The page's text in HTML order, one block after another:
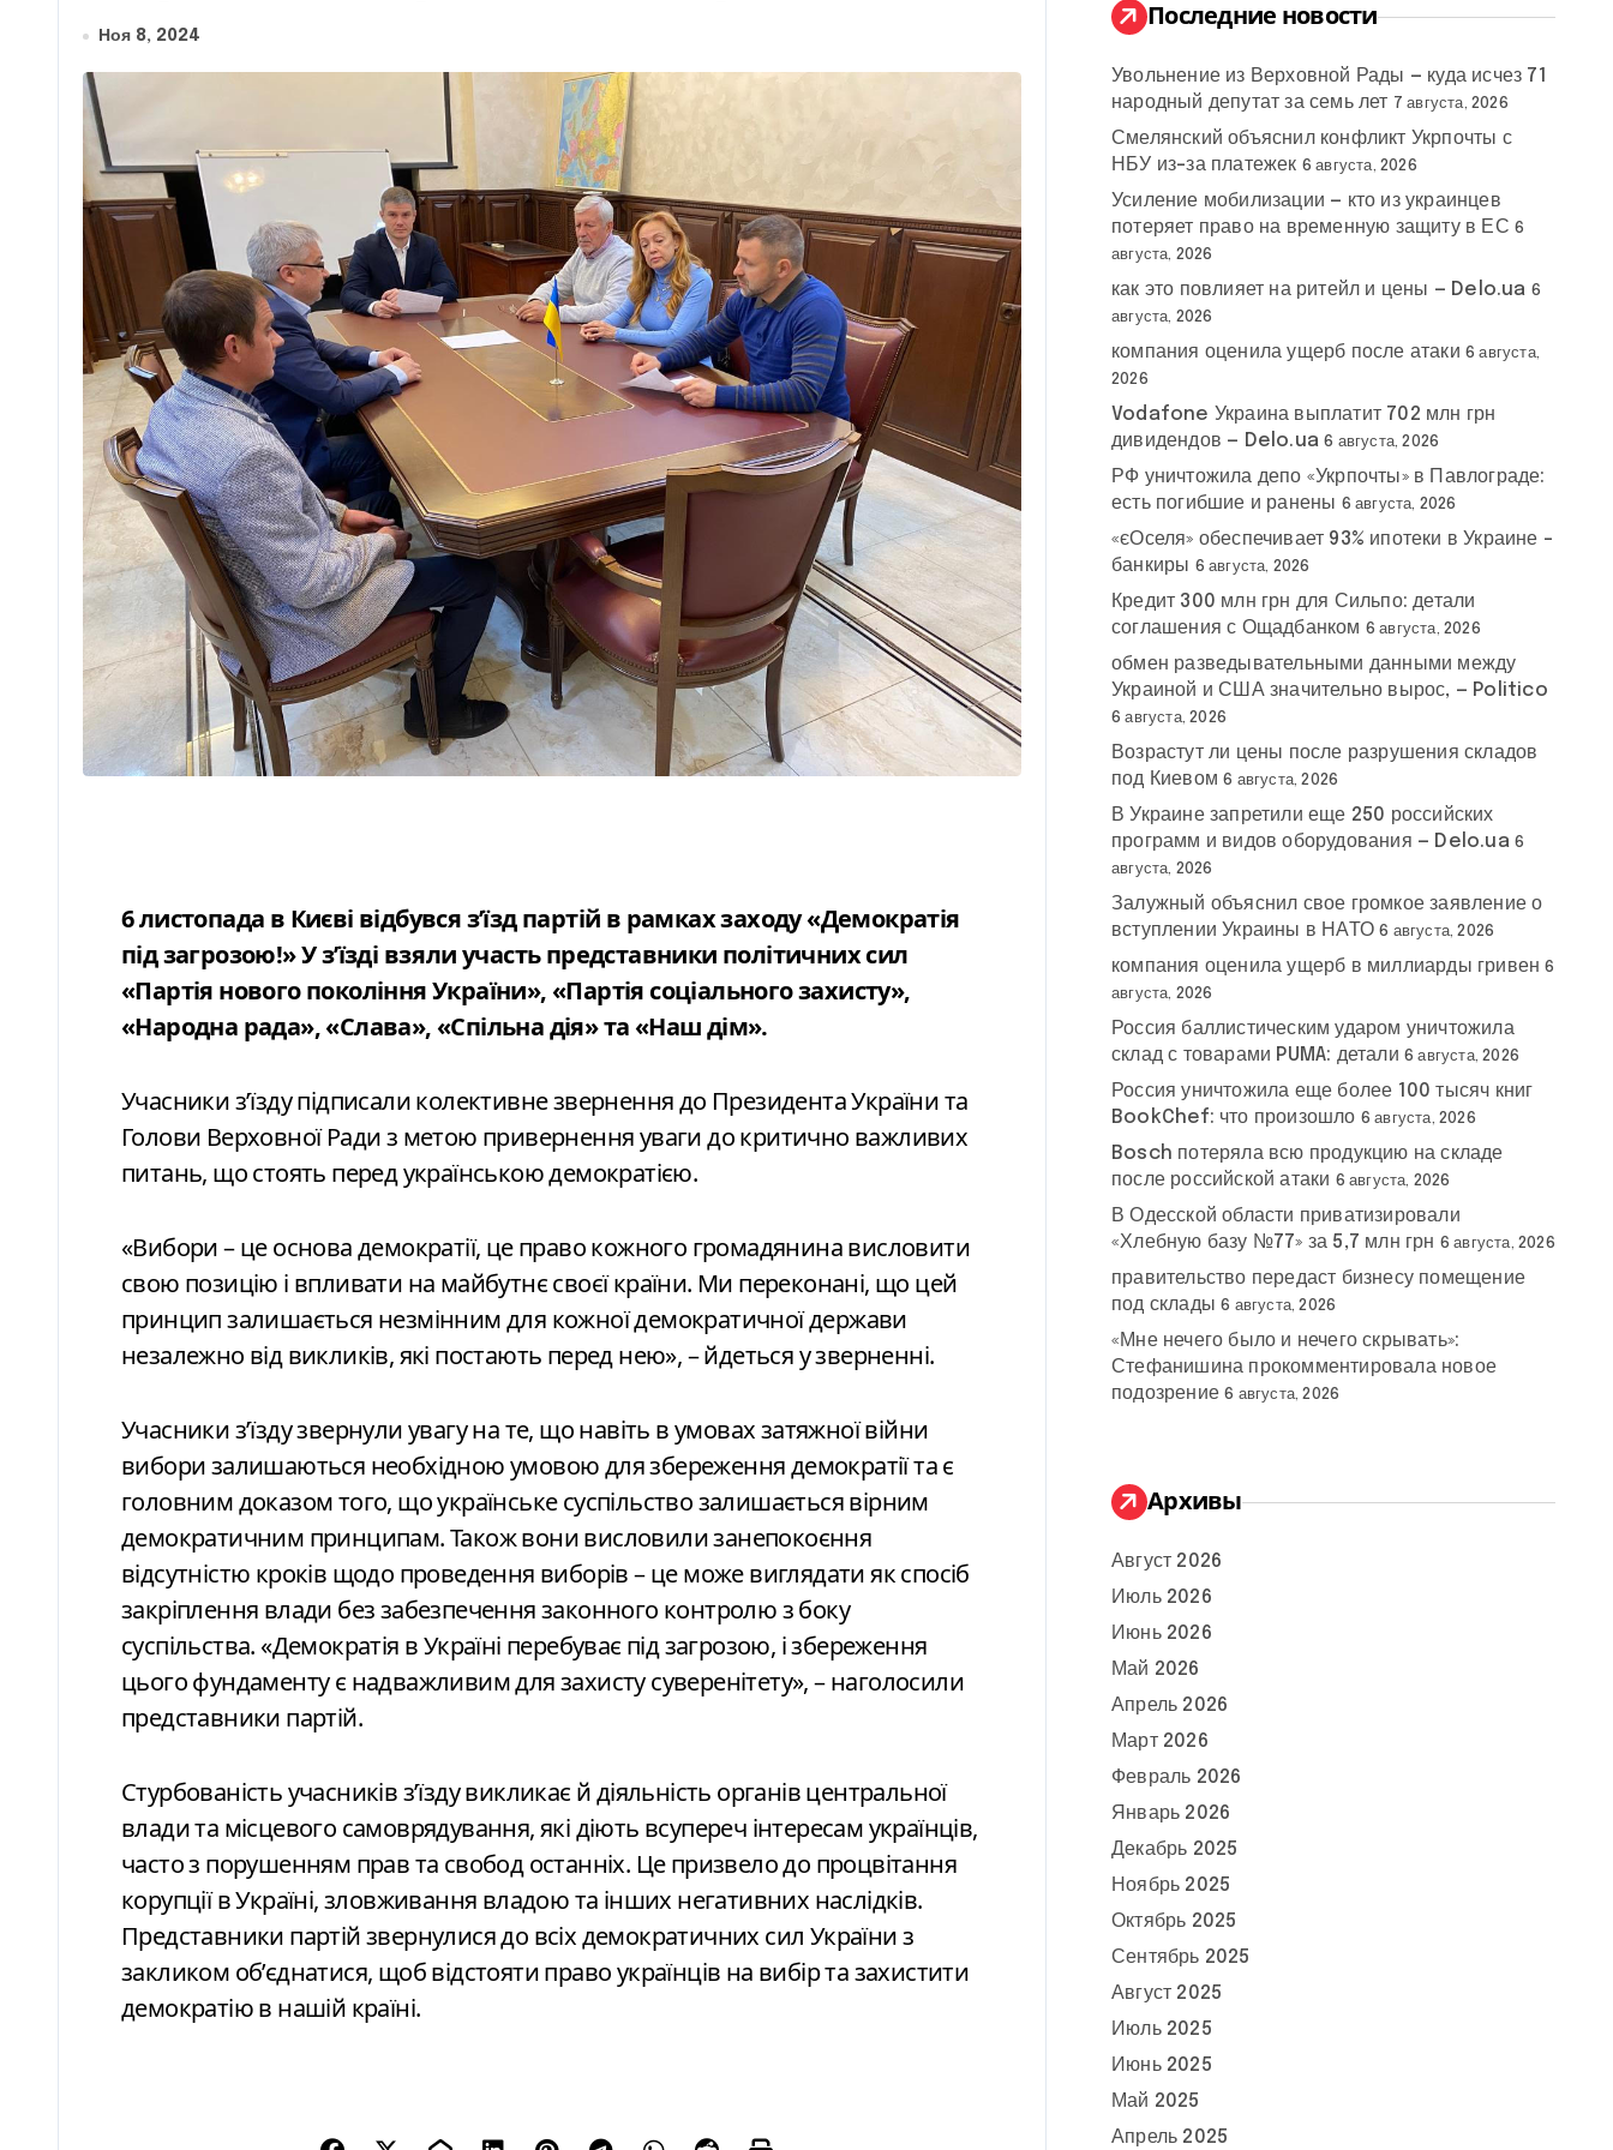
Ноя 8, 2024
6 листопада в Києві відбувся зʼїзд партій в рамках заходу «Демократія
під загрозою!» У з’їзді взяли участь представники політичних сил
«Партія нового покоління України», «Партія соціального захисту»,
«Народна рада», «Слава», «Спільна дія» та «Наш дім».
Учасники з’їзду підписали колективне звернення до Президента України та
Голови Верховної Ради з метою привернення уваги до критично важливих
питань, що стоять перед українською демократією.
«Вибори – це основа демократії, це право кожного громадянина висловити
свою позицію і впливати на майбутнє своєї країни. Ми переконані, що цей
принцип залишається незмінним для кожної демократичної держави
незалежно від викликів, які постають перед нею», – йдеться у зверненні.
Учасники з’їзду звернули увагу на те, що навіть в умовах затяжної війни
вибори залишаються необхідною умовою для збереження демократії та є
головним доказом того, що українське суспільство залишається вірним
демократичним принципам. Також вони висловили занепокоєння
відсутністю кроків щодо проведення виборів – це може виглядати як спосіб
закріплення влади без забезпечення законного контролю з боку
суспільства. «Демократія в Україні перебуває під загрозою, і збереження
цього фундаменту є надважливим для захисту суверенітету», – наголосили
представники партій.
Стурбованість учасників з’їзду викликає й діяльність органів центральної
влади та місцевого самоврядування, які діють всупереч інтересам українців,
часто з порушенням прав та свобод останніх. Це призвело до процвітання
корупції в Україні, зловживання владою та інших негативних наслідків.
Представники партій звернулися до всіх демократичних сил України з
закликом об’єднатися, щоб відстояти право українців на вибір та захистити
демократію в нашій країні.
:
Последние новости
Увольнение из Верховной Рады — куда исчез 71
народный депутат за семь лет 7 августа, 2026
Смелянский объяснил конфликт Укрпочты с
НБУ из-за платежек 6 августа, 2026
Усиление мобилизации — кто из украинцев
потеряет право на временную защиту в ЕС 6
августа, 2026
как это повлияет на ритейл и цены — Delo.ua 6
августа, 2026
компания оценила ущерб после атаки 6 августа,
2026
Vodafone Украина выплатит 702 млн грн
дивидендов — Delo.ua 6 августа, 2026
РФ уничтожила депо «Укрпочты» в Павлограде:
есть погибшие и ранены 6 августа, 2026
«єОселя» обеспечивает 93% ипотеки в Украине –
банкиры 6 августа, 2026
Кредит 300 млн грн для Сильпо: детали
соглашения с Ощадбанком 6 августа, 2026
обмен разведывательными данными между
Украиной и США значительно вырос, — Politico
6 августа, 2026
Возрастут ли цены после разрушения складов
под Киевом 6 августа, 2026
В Украине запретили еще 250 российских
программ и видов оборудования — Delo.ua 6
августа, 2026
Залужный объяснил свое громкое заявление о
вступлении Украины в НАТО 6 августа, 2026
компания оценила ущерб в миллиарды гривен 6
августа, 2026
Россия баллистическим ударом уничтожила
склад с товарами PUMA: детали 6 августа, 2026
Россия уничтожила еще более 100 тысяч книг
BookChef: что произошло 6 августа, 2026
Bosch потеряла всю продукцию на складе
после российской атаки 6 августа, 2026
В Одесской области приватизировали
«Хлебную базу №77» за 5,7 млн грн 6 августа, 2026
правительство передаст бизнесу помещение
под склады 6 августа, 2026
«Мне нечего было и нечего скрывать»:
Стефанишина прокомментировала новое
подозрение 6 августа, 2026
Архивы
Август 2026
Июль 2026
Июнь 2026
Май 2026
Апрель 2026
Март 2026
Февраль 2026
Январь 2026
Декабрь 2025
Ноябрь 2025
Октябрь 2025
Сентябрь 2025
Август 2025
Июль 2025
Июнь 2025
Май 2025
Апрель 2025